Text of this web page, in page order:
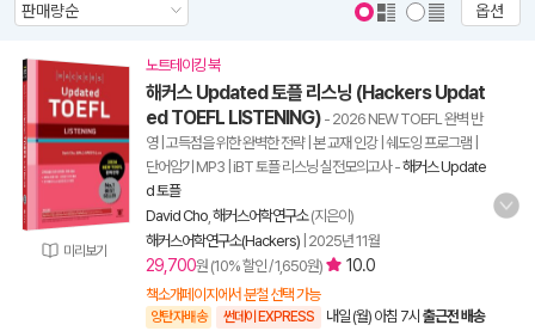
옵션
미리보기
노트테이킹 북
해커스 Updated 토플 리스닝 (Hackers Updat
ed TOEFL LISTENING) - 2026 NEW TOEFL 완벽 반
영 | 고득점을 위한 완벽한 전략 | 본 교재 인강 | 쉐도잉 프로그램 |
단어암기 MP3 | iBT 토플 리스닝 실전모의고사-해커스 Update
d 토플
David Cho 해커스어학연구소(지은이)
해커스어학연구소(Hackers) 2025년 11월
29,700원 (10% 할인 / 1,650원) 10.0
책소개페이지에서 분철 선택 가능
양탄자배송 썬데이 EXPRESS 내일 (월) 아침 7시 출근전 배송